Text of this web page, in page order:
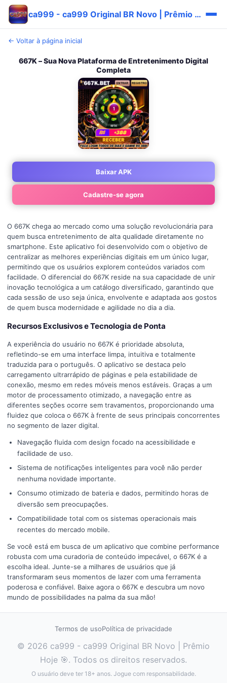
ca999 - ca999 Original BR Novo | Prêmio Hoje 🎯
← Voltar à página inicial
667K – Sua Nova Plataforma de Entretenimento Digital
Completa
Baixar APK
Cadastre-se agora
O 667K chega ao mercado como uma solução revolucionária para
quem busca entretenimento de alta qualidade diretamente no
smartphone. Este aplicativo foi desenvolvido com o objetivo de
centralizar as melhores experiências digitais em um único lugar,
permitindo que os usuários explorem conteúdos variados com
facilidade. O diferencial do 667K reside na sua capacidade de unir
inovação tecnológica a um catálogo diversificado, garantindo que
cada sessão de uso seja única, envolvente e adaptada aos gostos
de quem busca modernidade e agilidade no dia a dia.
Recursos Exclusivos e Tecnologia de Ponta
A experiência do usuário no 667K é prioridade absoluta,
refletindo-se em uma interface limpa, intuitiva e totalmente
traduzida para o português. O aplicativo se destaca pelo
carregamento ultrarrápido de páginas e pela estabilidade de
conexão, mesmo em redes móveis menos estáveis. Graças a um
motor de processamento otimizado, a navegação entre as
diferentes seções ocorre sem travamentos, proporcionando uma
fluidez que coloca o 667K à frente de seus principais concorrentes
no segmento de lazer digital.
Navegação fluida com design focado na acessibilidade e
facilidade de uso.
Sistema de notificações inteligentes para você não perder
nenhuma novidade importante.
Consumo otimizado de bateria e dados, permitindo horas de
diversão sem preocupações.
Compatibilidade total com os sistemas operacionais mais
recentes do mercado mobile.
Se você está em busca de um aplicativo que combine performance
robusta com uma curadoria de conteúdo impecável, o 667K é a
escolha ideal. Junte-se a milhares de usuários que já
transformaram seus momentos de lazer com uma ferramenta
poderosa e confiável. Baixe agora o 667K e descubra um novo
mundo de possibilidades na palma da sua mão!
Termos de usoPolítica de privacidade
© 2026 ca999 - ca999 Original BR Novo | Prêmio
Hoje 🎯. Todos os direitos reservados.
O usuário deve ter 18+ anos. Jogue com responsabilidade.